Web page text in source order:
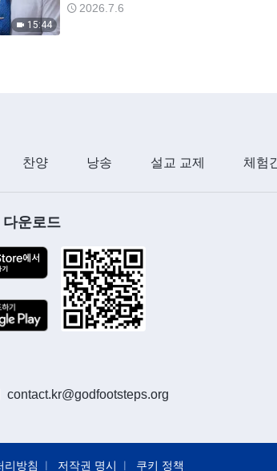
15:44
양해 왔습니다. 2017년경, 그는 교회
2026.7.6
찬양 낭송 설교 교제 체험
운로드
contact.kr@godfootsteps.org
리방침 저작권 명시 쿠키 정책